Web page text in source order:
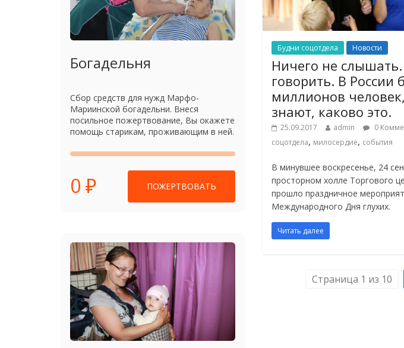
Будни соцотдела Новости
Ничего не
говорить. В России
миллионов
знают, каково это.
25.09.2017 admin 0
соцотдела, милосердие, события
В минувшее воскресенье, 24
просторном холле Торгового
прошло праздничное
Международного Дня глухих.
Читать далее
Страница 1 из 10
Богадельня
Сбор средств для нужд Марфо-
Мариинской богадельни. Внеся
посильное пожертвование, Вы окажете
помощь старикам, проживающим в ней.
0 ₽ ПОЖЕРТВОВАТЬ